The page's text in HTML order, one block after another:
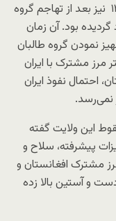
اتهام مشابه ای در آذر ماه سال گذشته ۱۳۹۶ نیز بعد از تهاجم گروه
گردیده بود. آن زمان
نمودن گروه طالبان
مرز مشترک با ایران
احتمال نفوذ ایران
نمی‌رسد.
این ولایت گفته
با تجهیزات پیشرفته، سلاح و
مشترک افغانستان و
و آستین بالا زده